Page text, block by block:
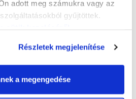
adott meg számukra vagy az
gyűjtöttek.
Részletek megjelenítése
a megengedése
átívelő magyar irodalmi
Nemzettudat és irodalmi érték
folyóiratok
él a nemzet'' – A határokon
második napja Győrben